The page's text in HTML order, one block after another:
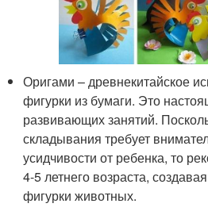
Оригами – древнекитайское
фигурки из бумаги. Это
развивающих занятий.
складывания требует
усидчивости от ребенка, то
4-5 летнего возраста,
фигурки животных.